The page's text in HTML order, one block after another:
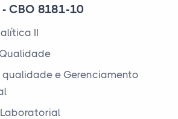
CBO 8181-10
II
qualidade e Gerenciamento